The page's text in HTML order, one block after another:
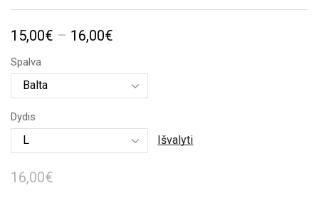
15,00€ – 16,00€
15,00€
through
16,00€
Spalva
Dydis
Išvalyti
16,00€